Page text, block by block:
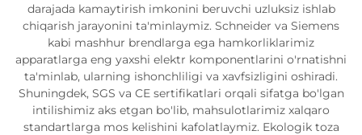
darajada kamaytirish imkonini beruvchi uzluksiz ishlab
chiqarish jarayonini ta'minlaymiz. Schneider va Siemens
kabi mashhur brendlarga ega hamkorliklarimiz
apparatlarga eng yaxshi elektr komponentlarini o'rnatishni
ta'minlab, ularning ishonchliligi va xavfsizligini oshiradi.
Shuningdek, SGS va CE sertifikatlari orqali sifatga bo'lgan
intilishimiz aks etgan bo'lib, mahsulotlarimiz xalqaro
standartlarga mos kelishini kafolatlaymiz. Ekologik toza